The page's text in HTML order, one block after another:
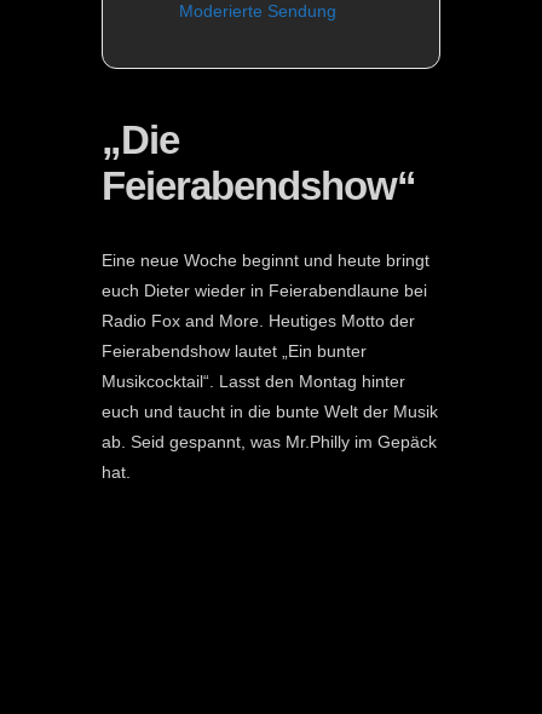
Moderierte Sendung
„Die
Feierabendshow“
Eine neue Woche beginnt und heute bringt
euch Dieter wieder in Feierabendlaune bei
Radio Fox and More. Heutiges Motto der
Feierabendshow lautet „Ein bunter
Musikcocktail“. Lasst den Montag hinter
euch und taucht in die bunte Welt der Musik
ab. Seid gespannt, was Mr.Philly im Gepäck
hat.